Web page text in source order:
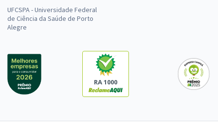
UFCSPA - Universidade Federal
de Ciência da Saúde de Porto
Alegre
RA 1000